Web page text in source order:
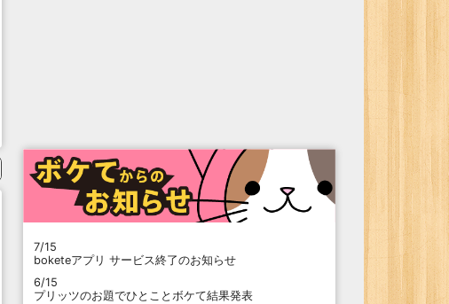
7/15
boketeアプリ サービス終了のお知らせ
6/15
プリッツのお題でひとことボケて結果発表